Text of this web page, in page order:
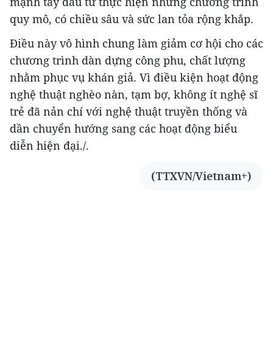
quy mô, có chiều sâu và sức lan tỏa rộng khắp.
Điều này vô hình chung làm giảm cơ hội cho các
chương trình dàn dựng công phu, chất lượng
nhằm phục vụ khán giả. Vì điều kiện hoạt động
nghệ thuật nghèo nàn, tạm bợ, không ít nghệ sĩ
trẻ đã nản chí với nghệ thuật truyền thống và
dần chuyển hướng sang các hoạt động biểu
diễn hiện đại./.
(TTXVN/Vietnam+)